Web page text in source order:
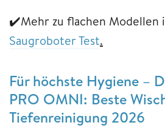
✔️Mehr zu flachen Modellen
Saugroboter Test.
Für höchste Hygiene –
PRO OMNI: Beste
Tiefenreinigung 2026